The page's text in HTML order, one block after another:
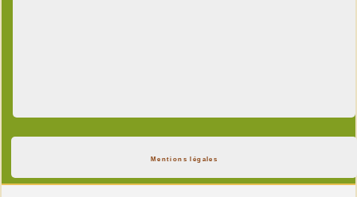
Mentions légales